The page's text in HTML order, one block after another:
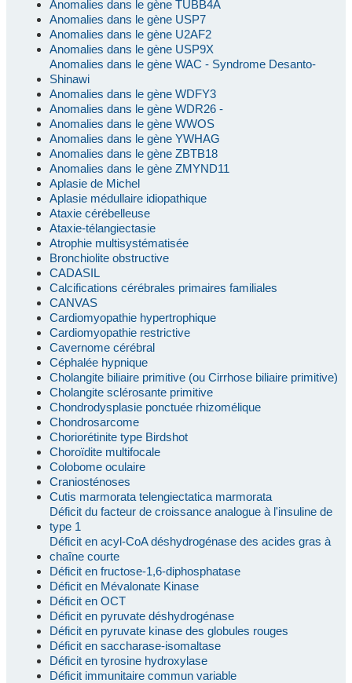
Anomalies dans le gène TUBB4A
Anomalies dans le gène USP7
Anomalies dans le gène U2AF2
Anomalies dans le gène USP9X
Anomalies dans le gène WAC - Syndrome Desanto-
Shinawi
Anomalies dans le gène WDFY3
Anomalies dans le gène WDR26 -
Anomalies dans le gène WWOS
Anomalies dans le gène YWHAG
Anomalies dans le gène ZBTB18
Anomalies dans le gène ZMYND11
Aplasie de Michel
Aplasie médullaire idiopathique
Ataxie cérébelleuse
Ataxie-télangiectasie
Atrophie multisystématisée
Bronchiolite obstructive
CADASIL
Calcifications cérébrales primaires familiales
CANVAS
Cardiomyopathie hypertrophique
Cardiomyopathie restrictive
Cavernome cérébral
Céphalée hypnique
Cholangite biliaire primitive (ou Cirrhose biliaire primitive)
Cholangite sclérosante primitive
Chondrodysplasie ponctuée rhizomélique
Chondrosarcome
Choriorétinite type Birdshot
Choroïdite multifocale
Colobome oculaire
Craniosténoses
Cutis marmorata telengiectatica marmorata
Déficit du facteur de croissance analogue à l'insuline de
type 1
Déficit en acyl-CoA déshydrogénase des acides gras à
chaîne courte
Déficit en fructose-1,6-diphosphatase
Déficit en Mévalonate Kinase
Déficit en OCT
Déficit en pyruvate déshydrogénase
Déficit en pyruvate kinase des globules rouges
Déficit en saccharase-isomaltase
Déficit en tyrosine hydroxylase
Déficit immunitaire commun variable